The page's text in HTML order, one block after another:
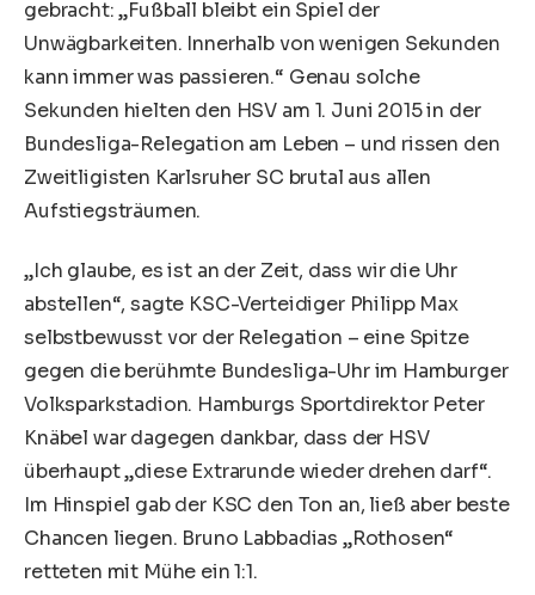
gebracht: „Fußball bleibt ein Spiel der
Unwägbarkeiten. Innerhalb von wenigen Sekunden
kann immer was passieren.“ Genau solche
Sekunden hielten den HSV am 1. Juni 2015 in der
Bundesliga-Relegation am Leben – und rissen den
Zweitligisten Karlsruher SC brutal aus allen
Aufstiegsträumen.
„Ich glaube, es ist an der Zeit, dass wir die Uhr
abstellen“, sagte KSC-Verteidiger Philipp Max
selbstbewusst vor der Relegation – eine Spitze
gegen die berühmte Bundesliga-Uhr im Hamburger
Volksparkstadion. Hamburgs Sportdirektor Peter
Knäbel war dagegen dankbar, dass der HSV
überhaupt „diese Extrarunde wieder drehen darf“.
Im Hinspiel gab der KSC den Ton an, ließ aber beste
Chancen liegen. Bruno Labbadias „Rothosen“
retteten mit Mühe ein 1:1.